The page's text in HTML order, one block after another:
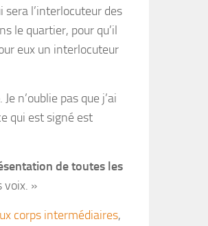
sera l’interlocuteur des
le quartier, pour qu’il
eux un interlocuteur
. Je n’oublie pas que j’ai
qui est signé est
de toutes les
voix. »
corps intermédiaires,